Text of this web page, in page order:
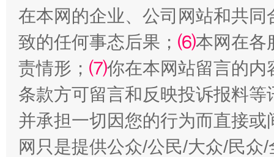
漫山遍野的桃花与雪山、麦地、白藏房 除
在本网的企业、公司网站和共
致的任何事态后果； ⑹本网在各
责情形； ⑺你在本网站留言的内
条款方可留言和反映投诉报料
并承担一切因您的行为而直接
网只是提供公众/公民/大众/民